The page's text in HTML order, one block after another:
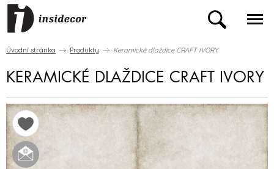
Úvodní stránka Produkty Keramické dlaždice CRAFT IVORY
KERAMICKÉ DLAŽDICE CRAFT IVORY